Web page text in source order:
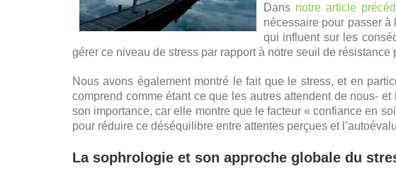
Dans notre article
nécessaire pour passer à
qui influent sur les
gérer ce niveau de stress par rapport à notre seuil de
Nous avons également montré le fait que le stress, et en
comprend comme étant ce que les autres attendent de nous-
son importance, car elle montre que le facteur « confiance en
pour réduire ce déséquilibre entre attentes perçues et
La sophrologie et son approche globale du